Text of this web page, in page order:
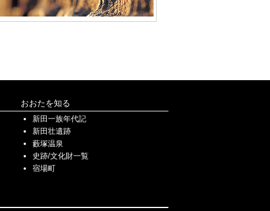
おおたを知る
新田一族年代記
新田壮遺跡
藪塚温泉
史跡/文化財一覧
宿場町